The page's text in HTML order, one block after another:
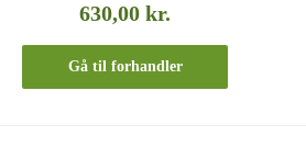
630,00kr.
Gå til forhandler